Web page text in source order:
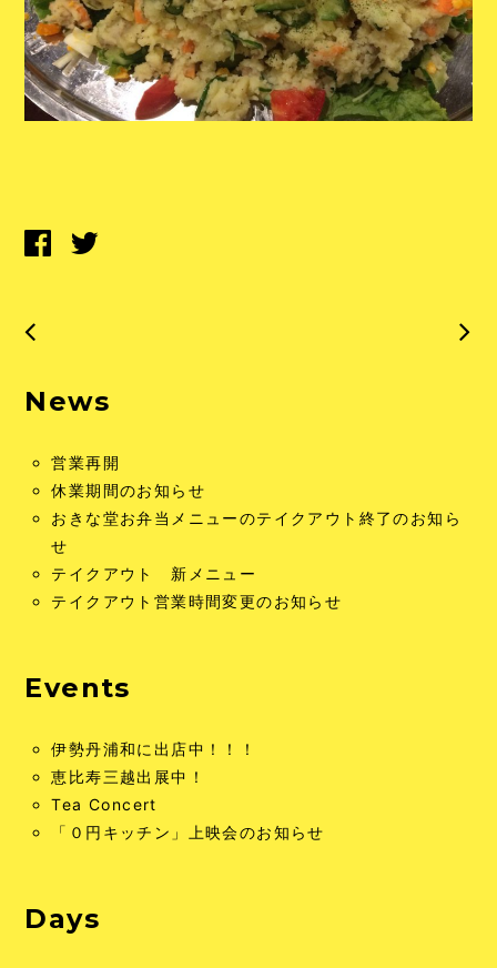
News
営業再開
休業期間のお知らせ
おきな堂お弁当メニューのテイクアウト終了のお知ら
せ
テイクアウト 新メニュー
テイクアウト営業時間変更のお知らせ
Events
伊勢丹浦和に出店中！！！
恵比寿三越出展中！
Tea Concert
「０円キッチン」上映会のお知らせ
Days